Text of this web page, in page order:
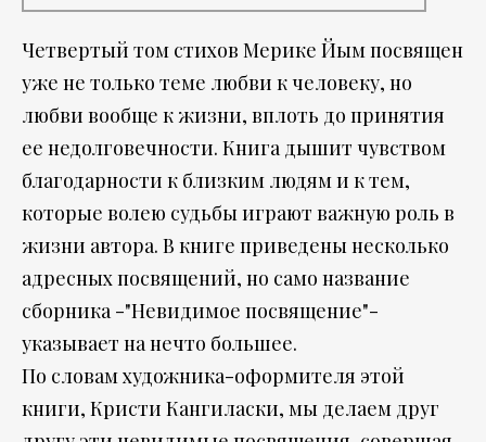
Четвертый том стихов Мерике Йым посвящен
уже не только теме любви к человеку, но
любви вообще к жизни, вплоть до принятия
ее недолговечности. Книга дышит чувством
благодарности к близким людям и к тем,
которые волею судьбы играют важную роль в
жизни автора. В книге приведены несколько
адресных посвящений, но само название
сборника -"Невидимое посвящение"-
указывает на нечто большее.
По словам художника-оформителя этой
книги, Кристи Кангиласки, мы делаем друг